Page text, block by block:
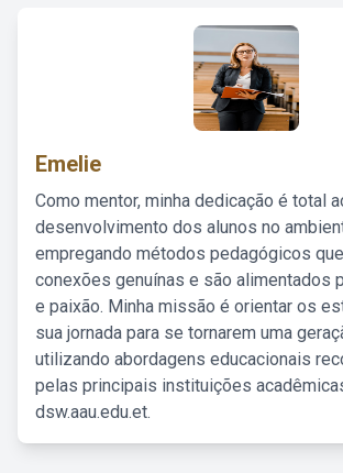
Emelie
Como mentor, minha dedicação é total
desenvolvimento dos alunos no
empregando métodos pedagógicos
conexões genuínas e são alimentados
e paixão. Minha missão é orientar os
sua jornada para se tornarem uma
utilizando abordagens educacionais
pelas principais instituições
dsw.aau.edu.et.